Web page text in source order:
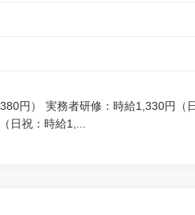
円） 実務者研修：時給1,330円（
日祝：時給1,...